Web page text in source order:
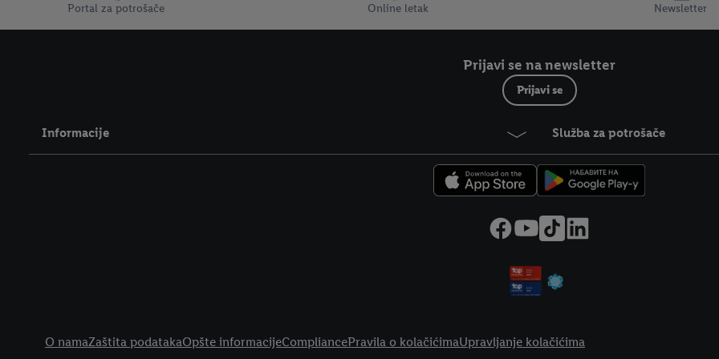
Portal za potrošače Online letak Newsletter
Prijavi se na newsletter
Prijavi se
Informacije Služba za potrošače
O namaZaštita podatakaOpšte informacijeCompliancePravila o kolačićimaUpravljanje kolačićima